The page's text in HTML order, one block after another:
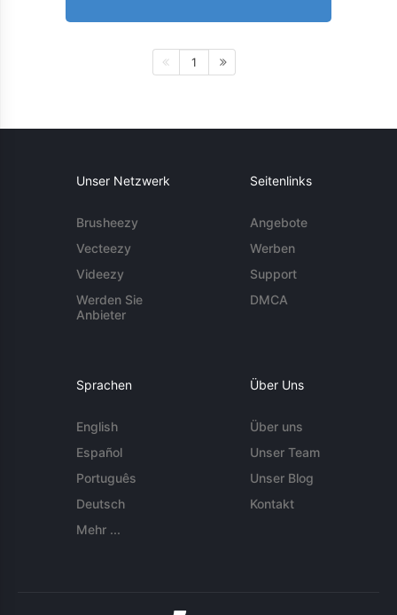
1
Unser Netzwerk
Brusheezy
Vecteezy
Videezy
Werden Sie
Anbieter
Seitenlinks
Angebote
Werben
Support
DMCA
Sprachen
English
Español
Português
Deutsch
Mehr ...
Über Uns
Über uns
Unser Team
Unser Blog
Kontakt